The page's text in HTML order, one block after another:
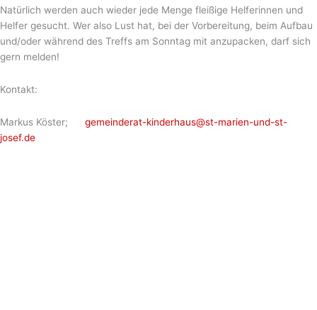
Natürlich werden auch wieder jede Menge fleißige Helferinnen und
Helfer gesucht. Wer also Lust hat, bei der Vorbereitung, beim Aufbau
und/oder während des Treffs am Sonntag mit anzupacken, darf sich
gern melden!
Kontakt:
Markus Köster;
gemeinderat-kinderhaus@st-marien-und-st-
josef.de